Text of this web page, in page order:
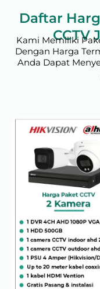
Daftar
CCTV
Kami Memiliki
Dengan Harga
Anda Dapat